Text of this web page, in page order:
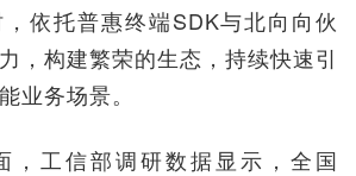
依托普惠终端SDK与北向向伙
，构建繁荣的生态，持续快速引
业务场景。
，工信部调研数据显示，全国